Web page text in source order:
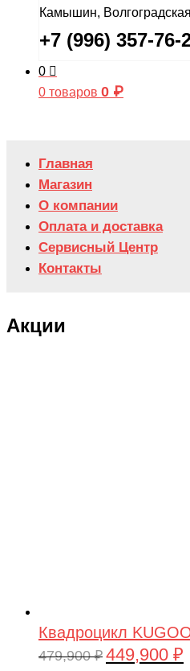
Камышин,
+7 (996) 357-76-
0
0 товаров 0 ₽
Главная
Магазин
О компании
Оплата и доставка
Сервисный Центр
Контакты
Акции
Квадроцикл
479,900₽ 449,900 ₽